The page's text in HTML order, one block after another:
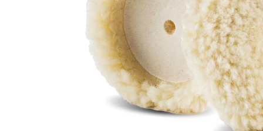
Paste Polish Gama Marină